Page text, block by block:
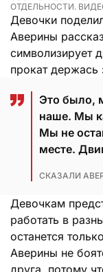
ОТДЕЛЬНОСТИ.
Девочки
Аверины
символизирует
прокат держась
Это было,
наше. Мы
Мы не
месте.
СКАЗАЛИ
Девочкам
работать в
останется
Аверины не